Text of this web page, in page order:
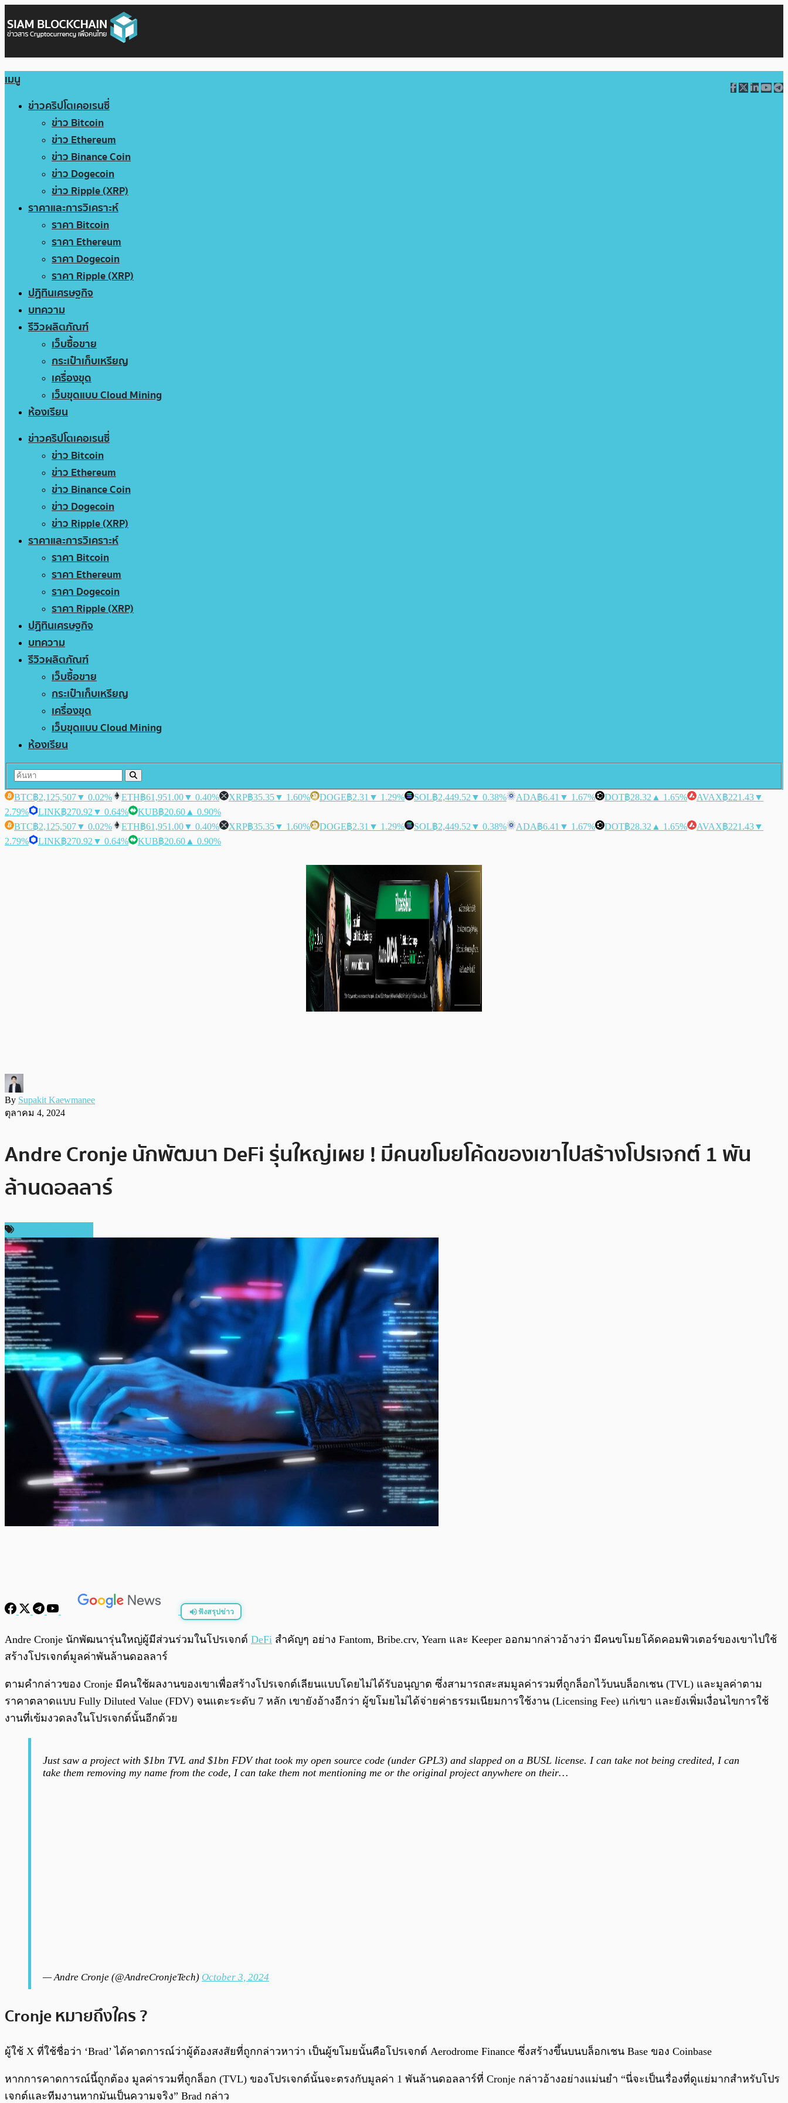
เมนู
ข่าวคริปโตเคอเรนซี่
ข่าว Bitcoin
ข่าว Ethereum
ข่าว Binance Coin
ข่าว Dogecoin
ข่าว Ripple (XRP)
ราคาและการวิเคราะห์
ราคา Bitcoin
ราคา Ethereum
ราคา Dogecoin
ราคา Ripple (XRP)
ปฏิทินเศรษฐกิจ
บทความ
รีวิวผลิตภัณฑ์
เว็บซื้อขาย
กระเป๋าเก็บเหรียญ
เครื่องขุด
เว็บขุดแบบ Cloud Mining
ห้องเรียน
ข่าวคริปโตเคอเรนซี่
ข่าว Bitcoin
ข่าว Ethereum
ข่าว Binance Coin
ข่าว Dogecoin
ข่าว Ripple (XRP)
ราคาและการวิเคราะห์
ราคา Bitcoin
ราคา Ethereum
ราคา Dogecoin
ราคา Ripple (XRP)
ปฏิทินเศรษฐกิจ
บทความ
รีวิวผลิตภัณฑ์
เว็บซื้อขาย
กระเป๋าเก็บเหรียญ
เครื่องขุด
เว็บขุดแบบ Cloud Mining
ห้องเรียน
BTC฿2,125,507▼ 0.02% ETH฿61,951.00▼ 0.40% XRP฿35.35▼ 1.60% DOGE฿2.31 ▼ 1.29% SOL฿2,449.52 ▼ 0.38% ADA฿6.41 ▼ 1.67% DOT฿28.32 ▲ 1.65% AVAX฿221.43▼
2.79%
LINK฿270.92 ▼ 0.64% KUB฿20.60 ▲ 0.90%
BTC฿2,125,507▼ 0.02% ETH฿61,951.00▼ 0.40% XRP฿35.35▼ 1.60% DOGE฿2.31 ▼ 1.29% SOL฿2,449.52 ▼ 0.38% ADA฿6.41 ▼ 1.67% DOT฿28.32 ▲ 1.65% AVAX฿221.43▼
2.79%
LINK฿270.92 ▼ 0.64% KUB฿20.60 ▲ 0.90%
By Supakit Kaewmanee
ตุลาคม 4, 2024
Andre Cronje นักพัฒนา DeFi รุ่นใหญ่เผย ! มีคนขโมยโค้ดของเขาไปสร้างโปรเจกต์ 1 พัน
ล้านดอลลาร์
ฟังสรุปข่าว
พร้อมเล่น 0:00
Andre Cronje นักพัฒนารุ่นใหญ่ผู้มีส่วนร่วมในโปรเจกต์ DeFi สำคัญๆ อย่าง Fantom, Bribe.crv, Yearn และ Keeper ออกมากล่าวอ้างว่า มีคนขโมยโค้ดคอมพิวเตอร์ของเขาไปใช้
สร้างโปรเจกต์มูลค่าพันล้านดอลลาร์
ตามคำกล่าวของ Cronje มีคนใช้ผลงานของเขาเพื่อสร้างโปรเจกต์เลียนแบบโดยไม่ได้รับอนุญาต ซึ่งสามารถสะสมมูลค่ารวมที่ถูกล็อกไว้บนบล็อกเชน (TVL) และมูลค่าตาม
ราคาตลาดแบบ Fully Diluted Value (FDV) จนแตะระดับ 7 หลัก เขายังอ้างอีกว่า ผู้ขโมยไม่ได้จ่ายค่าธรรมเนียมการใช้งาน (Licensing Fee) แก่เขา และยังเพิ่มเงื่อนไขการใช้
งานที่เข้มงวดลงในโปรเจกต์นั้นอีกด้วย
Just saw a project with $1bn TVL and $1bn FDV that took my open source code (under GPL3) and slapped on a BUSL license. I can take not being credited, I can
take them removing my name from the code, I can take them not mentioning me or the original project anywhere on their…
— Andre Cronje (@AndreCronjeTech) October 3, 2024
Cronje หมายถึงใคร ?
ผู้ใช้ X ที่ใช้ชื่อว่า ‘Brad’ ได้คาดการณ์ว่าผู้ต้องสงสัยที่ถูกกล่าวหาว่า เป็นผู้ขโมยนั้นคือโปรเจกต์ Aerodrome Finance ซึ่งสร้างขึ้นบนบล็อกเชน Base ของ Coinbase
หากการคาดการณ์นี้ถูกต้อง มูลค่ารวมที่ถูกล็อก (TVL) ของโปรเจกต์นั้นจะตรงกับมูลค่า 1 พันล้านดอลลาร์ที่ Cronje กล่าวอ้างอย่างแม่นยำ “นี่จะเป็นเรื่องที่ดูแย่มากสำหรับโปร
เจกต์และทีมงานหากมันเป็นความจริง” Brad กล่าว